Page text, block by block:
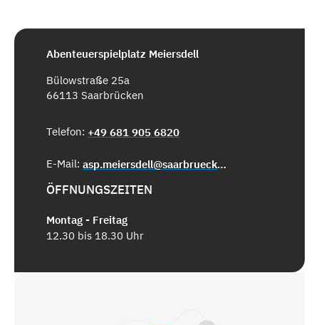
Abenteuerspielplatz Meiersdell
Bülowstraße 25a
66113 Saarbrücken
Telefon: +49 681 905 6820
E-Mail: asp.meiersdell@saarbruecken.de
ÖFFNUNGSZEITEN
Montag - Freitag
12.30 bis 18.30 Uhr